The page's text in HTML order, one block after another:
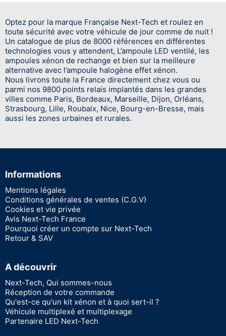
Optez pour la marque Française Next-Tech et roulez en
toute sécurité avec votre véhicule de jour comme de nuit !
Un catalogue de plus de 8000 références en différentes
technologies vous y attendent, L’ampoule LED ventilé, les
ampoules xénon de rechange et bien sur la meilleure
alternative avec l’ampoule halogène effet xénon.
Nous livrons toute la France directement chez vous ou
parmi nos 9800 points relais implantés dans les grandes
villes comme Paris, Bordeaux, Marseille, Dijon, Orléans,
Strasbourg, Lille, Roubaix, Nice, Bourg-en-Bresse, mais
aussi les zones urbaines et rurales.
Informations
Mentions légales
Conditions générales de ventes (C.G.V)
Cookies et vie privée
Avis Next-Tech France
Pourquoi créer un compte sur Next-Tech
Retour & SAV
A découvrir
Next-Tech, Qui sommes-nous
Réception de votre commande
Qu'est-ce qu'un kit xénon et à quoi sert-il ?
Véhicule multiplexé et multiplexage
Partenaire LED Next-Tech